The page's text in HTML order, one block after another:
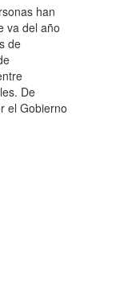
han
va del año
de
De
el Gobierno